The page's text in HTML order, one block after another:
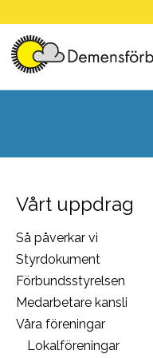
to
content
Vårt uppdrag
Så påverkar vi
Styrdokument
Förbundsstyrelsen
Medarbetare kansli
Våra föreningar
Lokalföreningar